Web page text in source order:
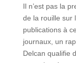
Il n’est pas la
de la rouille sur
publications à
journaux, un
Delcan qualifie